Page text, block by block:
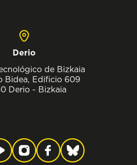
Derio
de Bizkaia
Bidea, Edificio 609
Derio - Bizkaia